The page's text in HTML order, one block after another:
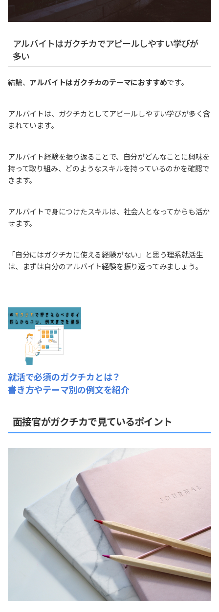
アルバイトはガクチカでアピールしやすい学びが
多い
結論、 アルバイトはガクチカのテーマにおすすめです。
アルバイトは、ガクチカとしてアピールしやすい学びが多く含
まれています。
アルバイト経験を振り返ることで、自分がどんなことに興味を
持って取り組み、どのようなスキルを持っているのかを確認で
きます。
アルバイトで身につけたスキルは、社会人となってからも活か
せます。
「自分にはガクチカに使える経験がない」と思う理系就活生
は、まずは自分のアルバイト経験を振り返ってみましょう。
就活で必須のガクチカとは？
書き方やテーマ別の例文を紹介
面接官がガクチカで見ているポイント